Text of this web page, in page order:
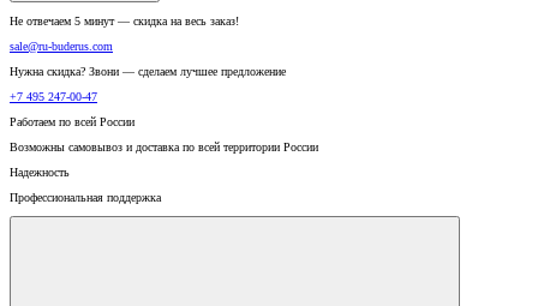
Не отвечаем 5 минут — скидка на весь заказ!
sale@ru-buderus.com
Нужна скидка? Звони — сделаем лучшее предложение
+7 495 247-00-47
Работаем по всей России
Возможны самовывоз и доставка по всей территории России
Надежность
Профессиональная поддержка